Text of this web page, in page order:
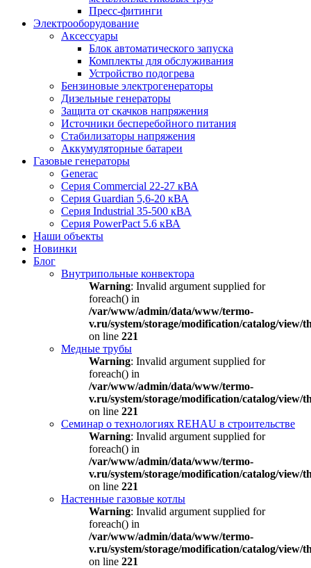
Пресс-фитинги
Электрооборудование
Аксессуары
Блок автоматического запуска
Комплекты для обслуживания
Устройство подогрева
Бензиновые электрогенераторы
Дизельные генераторы
Защита от скачков напряжения
Источники бесперебойного питания
Стабилизаторы напряжения
Аккумуляторные батареи
Газовые генераторы
Generac
Серия Commercial 22-27 кВА
Серия Guardian 5,6-20 кВА
Серия Industrial 35-500 кВА
Серия PowerPact 5.6 кВА
Наши объекты
Новинки
Блог
Внутрипольные конвектора
Warning: Invalid argument supplied for
foreach() in
/var/www/admin/data/www/termo-
v.ru/system/storage/modification/catalog/view/
on line 221
Медные трубы
Warning: Invalid argument supplied for
foreach() in
/var/www/admin/data/www/termo-
v.ru/system/storage/modification/catalog/view/
on line 221
Семинар о технологиях REHAU в строительстве
Warning: Invalid argument supplied for
foreach() in
/var/www/admin/data/www/termo-
v.ru/system/storage/modification/catalog/view/
on line 221
Настенные газовые котлы
Warning: Invalid argument supplied for
foreach() in
/var/www/admin/data/www/termo-
v.ru/system/storage/modification/catalog/view/
on line 221